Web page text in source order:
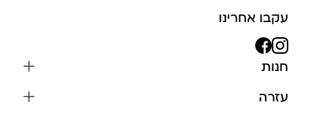
עקבו אחרינו
חנות
עזרה